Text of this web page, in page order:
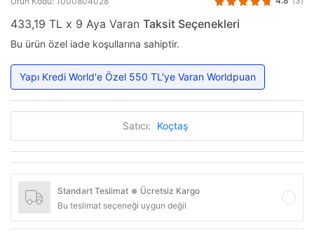
433,19 TL x 9 Aya Varan Taksit Seçenekleri
Bu ürün özel iade koşullarına sahiptir.
Yapı Kredi World'e Özel 550 TL'ye Varan Worldpuan
Satıcı: Koçtaş
Standart Teslimat ● Ücretsiz Kargo
Bu teslimat seçeneği uygun değil